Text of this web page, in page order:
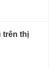
trên thị